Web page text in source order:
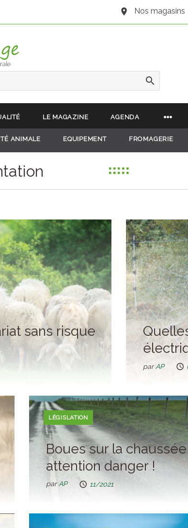
Nos magasins
LE MAGAZINE AGENDA
ANIMALE EQUIPEMENT FROMAGERIE
sans risque
parAP
LÉGISLATION
Boues sur la
attention danger !
parAP 11/2021